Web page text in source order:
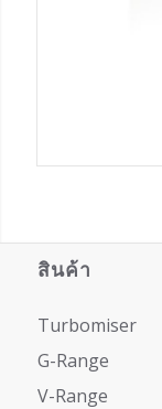
สินค้า
Turbomiser
G-Range
V-Range